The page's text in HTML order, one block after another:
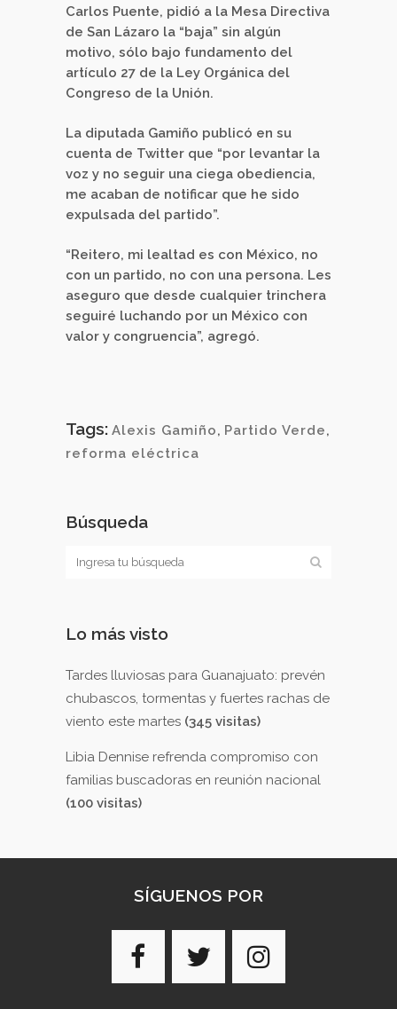
Carlos Puente, pidió a la Mesa Directiva
de San Lázaro la “baja” sin algún
motivo, sólo bajo fundamento del
artículo 27 de la Ley Orgánica del
Congreso de la Unión.
La diputada Gamiño publicó en su
cuenta de Twitter que “por levantar la
voz y no seguir una ciega obediencia,
me acaban de notificar que he sido
expulsada del partido”.
“Reitero, mi lealtad es con México, no
con un partido, no con una persona. Les
aseguro que desde cualquier trinchera
seguiré luchando por un México con
valor y congruencia”, agregó.
Tags: Alexis Gamiño, Partido Verde,
reforma eléctrica
Búsqueda
Lo más visto
Tardes lluviosas para Guanajuato: prevén
chubascos, tormentas y fuertes rachas de
viento este martes (345 visitas)
Libia Dennise refrenda compromiso con
familias buscadoras en reunión nacional
(100 visitas)
SÍGUENOS POR